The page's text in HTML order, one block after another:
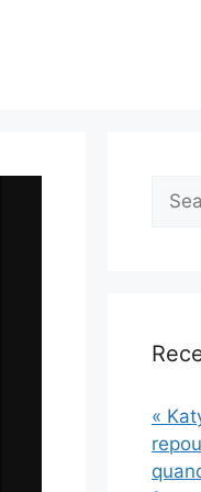
Search
for:
«